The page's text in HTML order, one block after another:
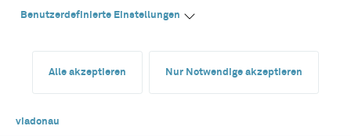
Benutzerdefinierte Einstellungen
Alle akzeptieren Nur Notwendige akzeptieren
viadonau